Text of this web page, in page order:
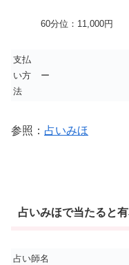
60分位：11,000円
支払
い方
法
ー
参照： 占いみほ
占いみほで当たると
占い師名